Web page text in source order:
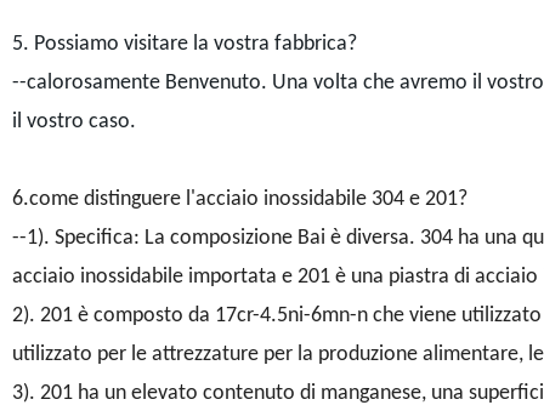
5. Possiamo visitare la vostra fabbrica?
--calorosamente Benvenuto. Una volta che avremo il
il vostro caso.
6.come distinguere l'acciaio inossidabile 304 e 201?
--1). Specifica: La composizione Bai è diversa. 304 ha una
acciaio inossidabile importata e 201 è una piastra di
2). 201 è composto da 17cr-4.5ni-6mn-n che viene
utilizzato per le attrezzature per la produzione alimentare,
3). 201 ha un elevato contenuto di manganese, una